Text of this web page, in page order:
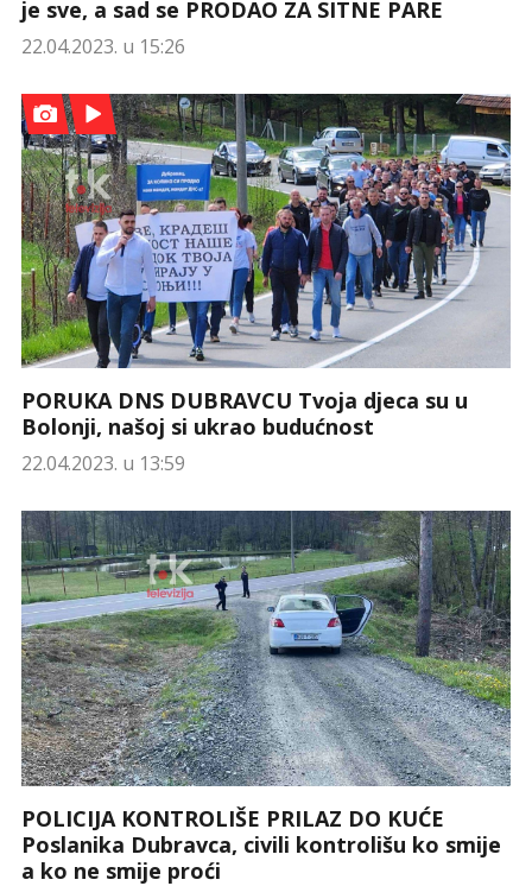
je sve, a sad se PRODAO ZA SITNE PARE
22.04.2023. u 15:26
PORUKA DNS DUBRAVCU Tvoja djeca su u
Bolonji, našoj si ukrao budućnost
22.04.2023. u 13:59
POLICIJA KONTROLIŠE PRILAZ DO KUĆE
Poslanika Dubravca, civili kontrolišu ko smije
a ko ne smije proći